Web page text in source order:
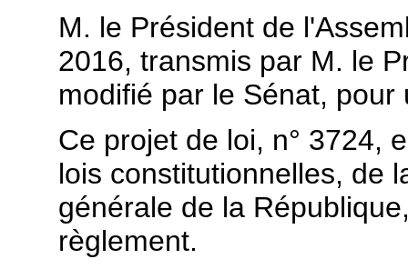
M. le Président de
2016, transmis par M. le
modifié par le Sénat,
Ce projet de loi, n° 3724,
lois constitutionnelles, de
générale de la
règlement.